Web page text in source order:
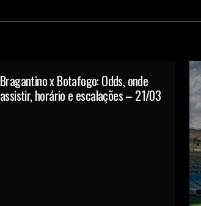
Bragantino x Botafogo: Odds, onde
assistir, horário e escalações – 21/03